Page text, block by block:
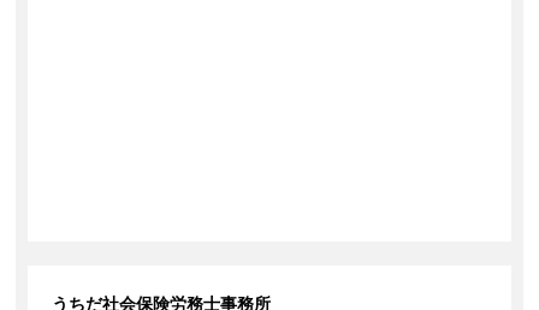
うちだ社会保険労務士事務所